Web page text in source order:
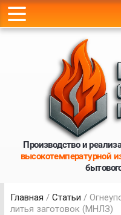
Производство и
высокотемпературной
Главная / Статьи /
литья заготовок (МНЛЗ)